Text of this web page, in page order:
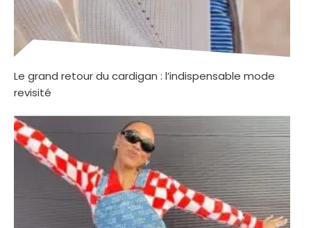
Le grand retour du cardigan : l’indispensable mode
revisité